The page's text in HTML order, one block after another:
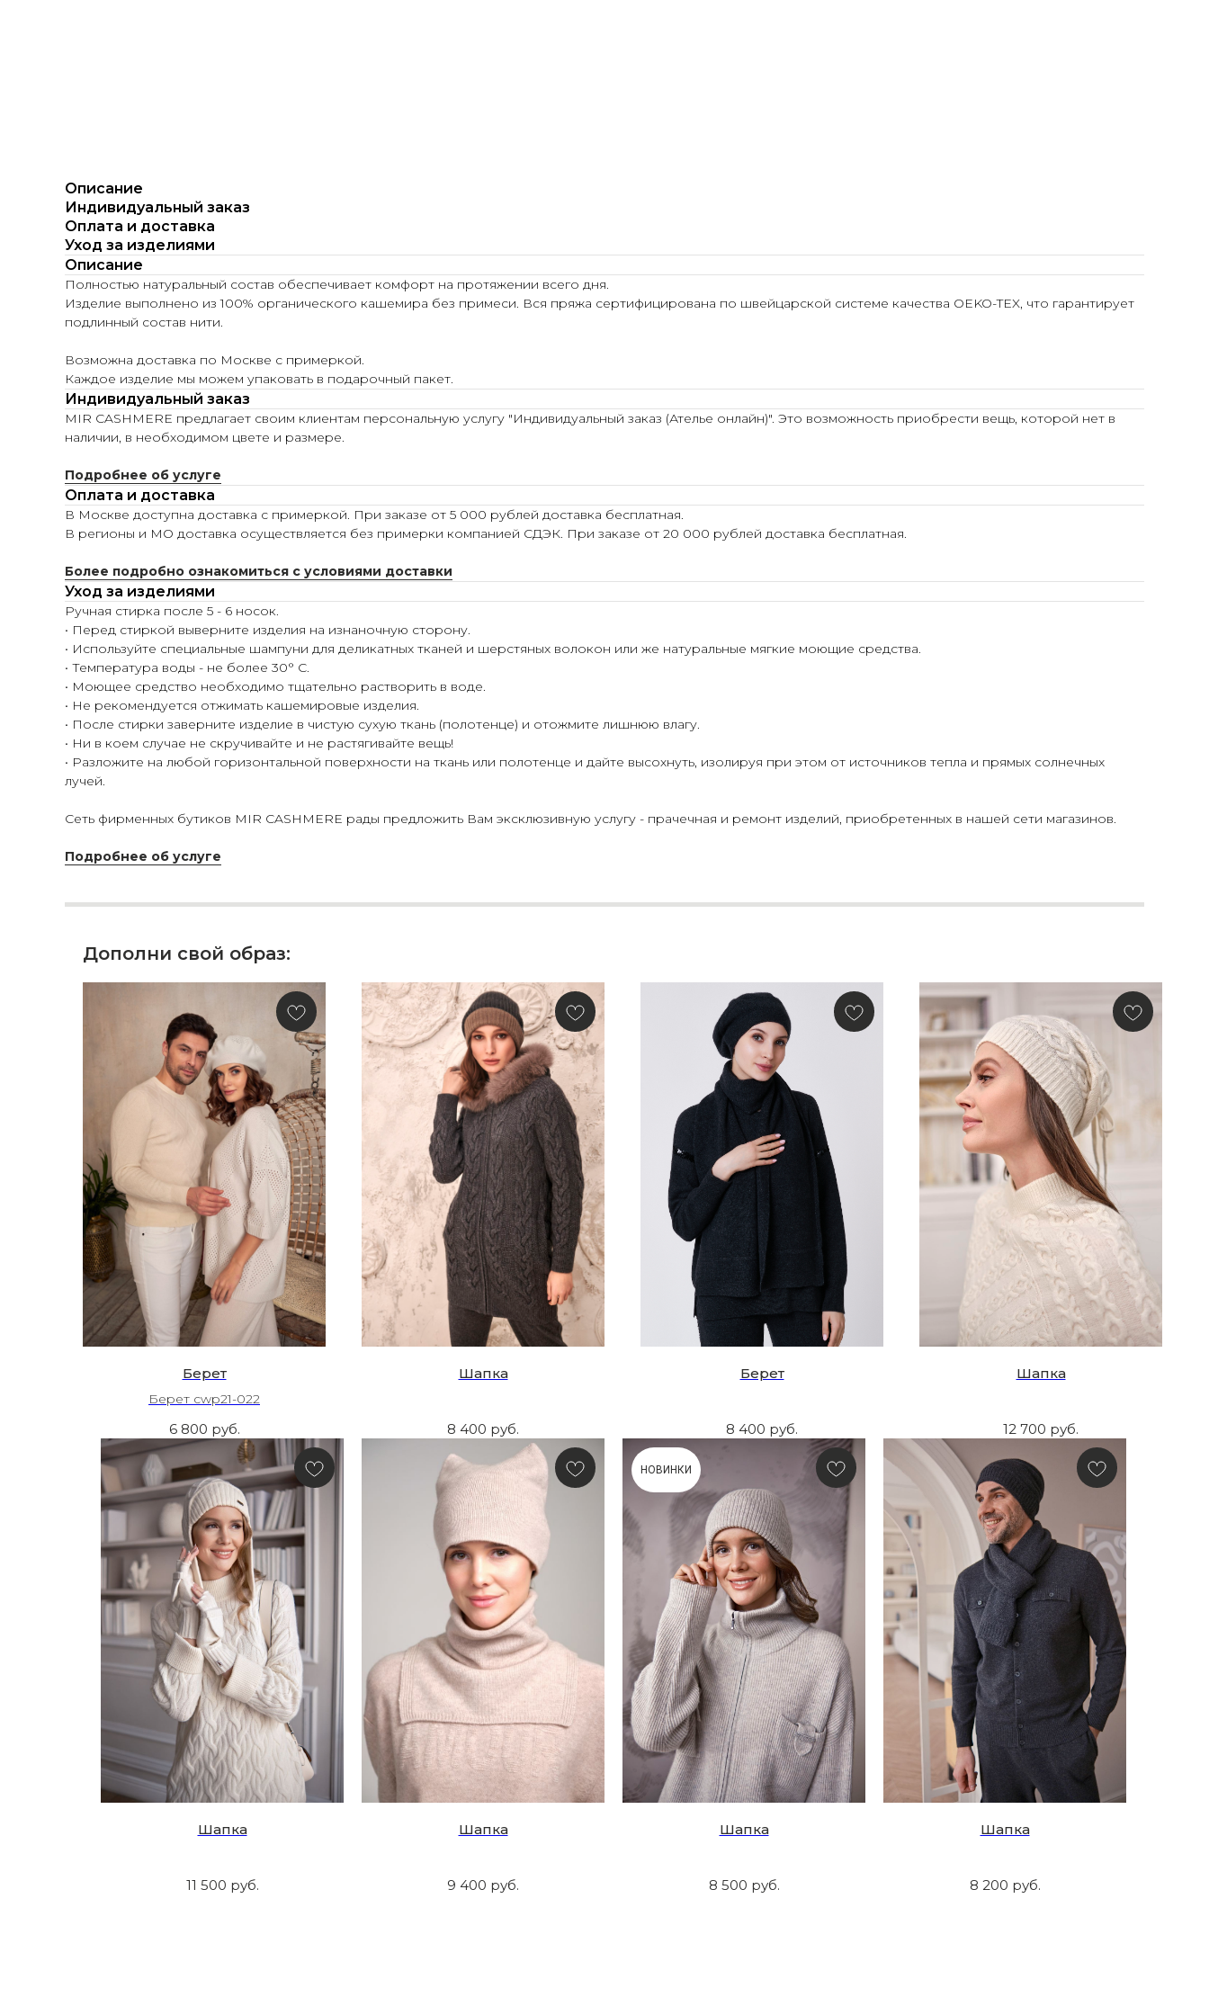
Описание
Индивидуальный заказ
Оплата и доставка
Уход за изделиями
Описание
Полностью натуральный состав обеспечивает комфорт на протяжении всего дня.
Изделие выполнено из 100% органического кашемира без примеси. Вся пряжа сертифицирована по швейцарской системе качества OEKO-TEX, что гарантирует
подлинный состав нити.
Возможна доставка по Москве с примеркой.
Каждое изделие мы можем упаковать в подарочный пакет.
Индивидуальный заказ
MIR CASHMERE предлагает своим клиентам персональную услугу "Индивидуальный заказ (Ателье онлайн)". Это возможность приобрести вещь, которой нет в
наличии, в необходимом цвете и размере.
Подробнее об услуге
Оплата и доставка
В Москве доступна доставка с примеркой. При заказе от 5 000 рублей доставка бесплатная.
В регионы и МО доставка осуществляется без примерки компанией СДЭК. При заказе от 20 000 рублей доставка бесплатная.
Более подробно ознакомиться с условиями доставки
Уход за изделиями
Ручная стирка после 5 - 6 носок.
• Перед стиркой выверните изделия на изнаночную сторону.
• Используйте специальные шампуни для деликатных тканей и шерстяных волокон или же натуральные мягкие моющие средства.
• Температура воды - не более 30° С.
• Моющее средство необходимо тщательно растворить в воде.
• Не рекомендуется отжимать кашемировые изделия.
• После стирки заверните изделие в чистую сухую ткань (полотенце) и отожмите лишнюю влагу.
• Ни в коем случае не скручивайте и не растягивайте вещь!
• Разложите на любой горизонтальной поверхности на ткань или полотенце и дайте высохнуть, изолируя при этом от источников тепла и прямых солнечных
лучей.
Сеть фирменных бутиков MIR CASHMERE рады предложить Вам эксклюзивную услугу - прачечная и ремонт изделий, приобретенных в нашей сети магазинов.
Подробнее об услуге
Дополни свой образ:
Берет
Берет cwp21-022
6 800 руб.
Шапка
8 400 руб.
Берет
8 400 руб.
Шапка
12 700 руб.
Шапка
11 500 руб.
Шапка
9 400 руб.
НОВИНКИ
Шапка
8 500 руб.
Шапка
8 200 руб.